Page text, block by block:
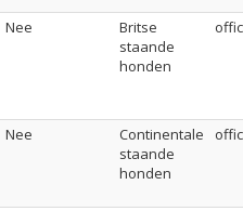
Nee
Britse
staande
honden
Nee
Continentale
staande
honden